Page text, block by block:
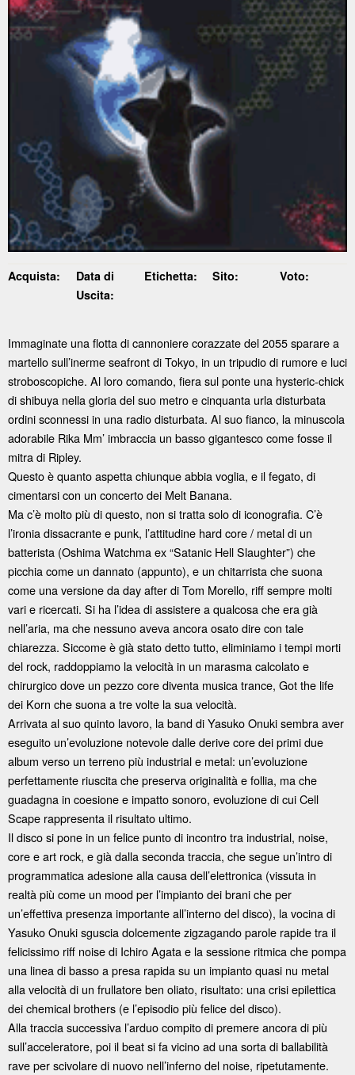
Acquista:
Data di
Uscita:
Etichetta: Sito: Voto:
Immaginate una flotta di cannoniere corazzate del 2055 sparare a
martello sull’inerme seafront di Tokyo, in un tripudio di rumore e luci
stroboscopiche. Al loro comando, fiera sul ponte una hysteric-chick
di shibuya nella gloria del suo metro e cinquanta urla disturbata
ordini sconnessi in una radio disturbata. Al suo fianco, la minuscola
adorabile Rika Mm’ imbraccia un basso gigantesco come fosse il
mitra di Ripley.
Questo è quanto aspetta chiunque abbia voglia, e il fegato, di
cimentarsi con un concerto dei Melt Banana.
Ma c’è molto più di questo, non si tratta solo di iconografia. C’è
l’ironia dissacrante e punk, l’attitudine hard core / metal di un
batterista (Oshima Watchma ex “Satanic Hell Slaughter”) che
picchia come un dannato (appunto), e un chitarrista che suona
come una versione da day after di Tom Morello, riff sempre molti
vari e ricercati. Si ha l’idea di assistere a qualcosa che era già
nell’aria, ma che nessuno aveva ancora osato dire con tale
chiarezza. Siccome è già stato detto tutto, eliminiamo i tempi morti
del rock, raddoppiamo la velocità in un marasma calcolato e
chirurgico dove un pezzo core diventa musica trance, Got the life
dei Korn che suona a tre volte la sua velocità.
Arrivata al suo quinto lavoro, la band di Yasuko Onuki sembra aver
eseguito un’evoluzione notevole dalle derive core dei primi due
album verso un terreno più industrial e metal: un’evoluzione
perfettamente riuscita che preserva originalità e follia, ma che
guadagna in coesione e impatto sonoro, evoluzione di cui Cell
Scape rappresenta il risultato ultimo.
Il disco si pone in un felice punto di incontro tra industrial, noise,
core e art rock, e già dalla seconda traccia, che segue un’intro di
programmatica adesione alla causa dell’elettronica (vissuta in
realtà più come un mood per l’impianto dei brani che per
un’effettiva presenza importante all’interno del disco), la vocina di
Yasuko Onuki sguscia dolcemente zigzagando parole rapide tra il
felicissimo riff noise di Ichiro Agata e la sessione ritmica che pompa
una linea di basso a presa rapida su un impianto quasi nu metal
alla velocità di un frullatore ben oliato, risultato: una crisi epilettica
dei chemical brothers (e l’episodio più felice del disco).
Alla traccia successiva l’arduo compito di premere ancora di più
sull’acceleratore, poi il beat si fa vicino ad una sorta di ballabilità
rave per scivolare di nuovo nell’inferno del noise, ripetutamente.